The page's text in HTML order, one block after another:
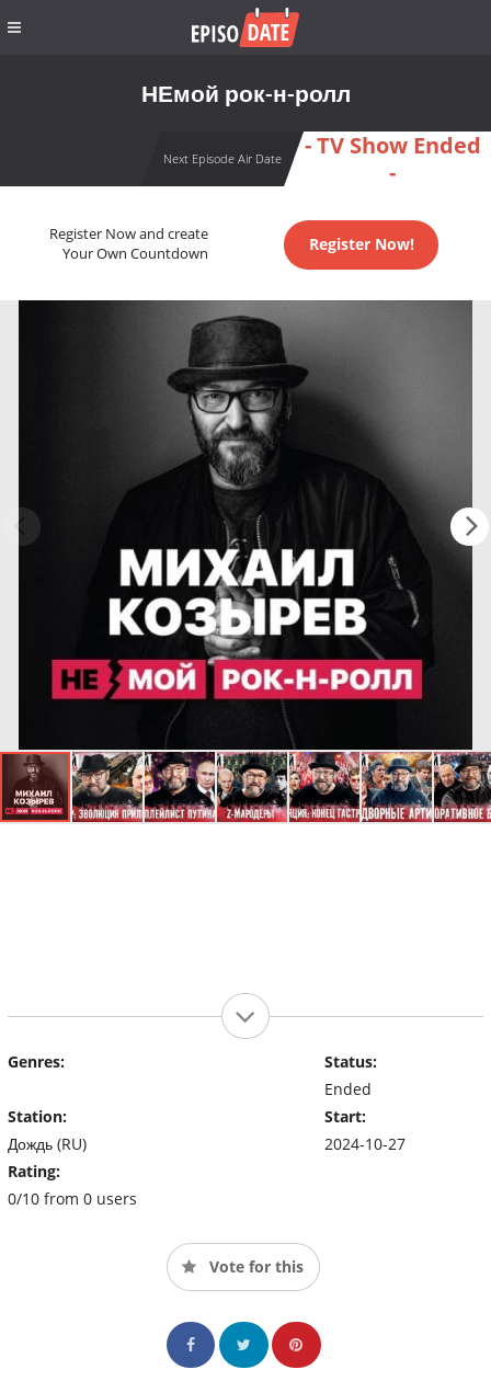
НЕмой рок-н-ролл
Next Episode Air Date
- TV Show Ended
-
Register Now and create
Your Own Countdown
Register Now!
Genres:
Station:
Дождь (RU)
Rating:
0/10 from 0 users
Status:
Ended
Start:
2024-10-27
Vote for this